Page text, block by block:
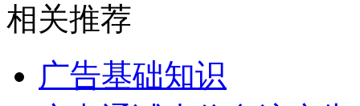
相关推荐
广告基础知识